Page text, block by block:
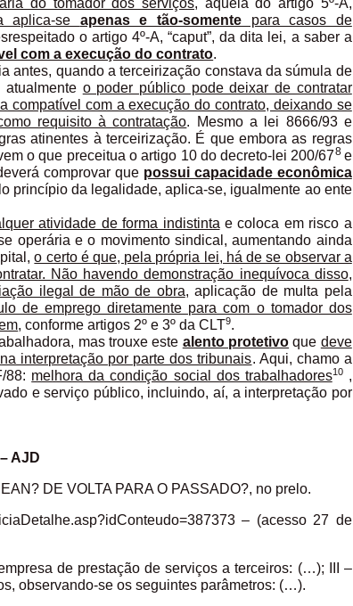
do tomador dos serviços, aquela do artigo 5º-A,
aplica-se apenas e tão-somentepara casos de
o artigo 4º-A, “caput”, da dita lei, a saber a
com a execução do contrato.
antes, quando a terceirização constava da súmula de
atualmente o poder público pode deixar de contratar
compatível com a execução do contrato, deixando se
requisito à contratação. Mesmo a lei 8666/93 e
atinentes à terceirização. É que embora as regras
o que preceitua o artigo 10 do decreto-lei 200/678 e
comprovar que possui capacidade econômica
princípio da legalidade, aplica-se, igualmente ao ente
atividade de forma indistinta e coloca em risco a
operária e o movimento sindical, aumentando ainda
o certo é que, pela própria lei, há de se observar a
Não havendo demonstração inequívoca disso,
ilegal de mão de obra, aplicação de multa pela
de emprego diretamente para com o tomador dos
, conforme artigos 2º e 3º da CLT9.
mas trouxe este alento protetivo que deve
interpretação por parte dos tribunais. Aqui, chamo a
88: melhora da condição social dos trabalhadores10,
e serviço público, incluindo, aí, a interpretação por
AJD
DE VOLTA PARA O PASSADO?, no prelo.
– (acesso 27 de
de prestação de serviços a terceiros: (…); III –
observando-se os seguintes parâmetros: (…).